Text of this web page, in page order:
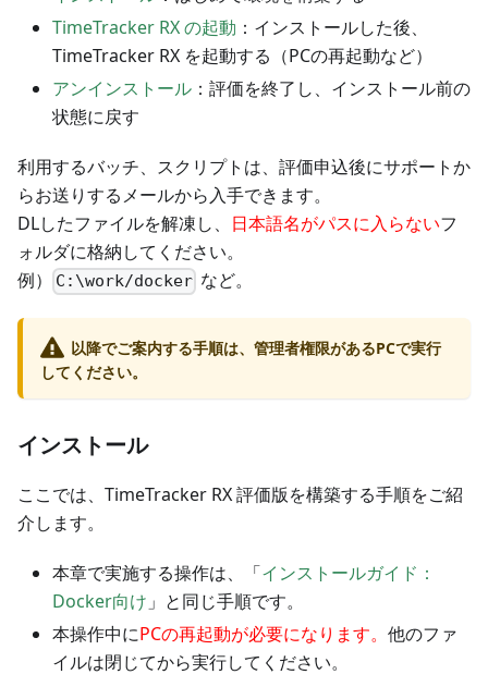
TimeTracker RX の起動 ：インストールした後、
TimeTracker RX を起動する（PCの再起動など）
アンインストール ：評価を終了し、インストール前の
状態に戻す
利用するバッチ、スクリプトは、評価申込後にサポートか
らお送りするメールから入手できます。
DLしたファイルを解凍し、 日本語名がパスに入らないフ
ォルダに格納してください。
例）
C:\work/docker など。
以降でご案内する手順は、管理者権限があるPCで実行
してください。
インストール
ここでは、TimeTracker RX 評価版を構築する手順をご紹
介します。
本章で実施する操作は、「インストールガイド：
Docker向け 」と同じ手順です。
本操作中にPCの再起動が必要になります。 他のファ
イルは閉じてから実行してください。